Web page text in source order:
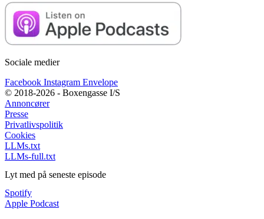
Sociale medier
Facebook Instagram Envelope
© 2018-2026 - Boxengasse I/S
Annoncører
Presse
Privatlivspolitik
Cookies
LLMs.txt
LLMs-full.txt
Lyt med på seneste episode
Spotify
Apple Podcast